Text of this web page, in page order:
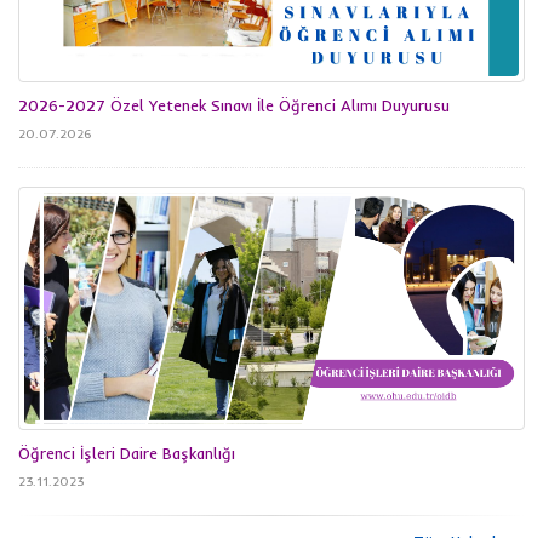
2026-2027 Özel Yetenek Sınavı İle Öğrenci Alımı Duyurusu
20.07.2026
Öğrenci İşleri Daire Başkanlığı
23.11.2023